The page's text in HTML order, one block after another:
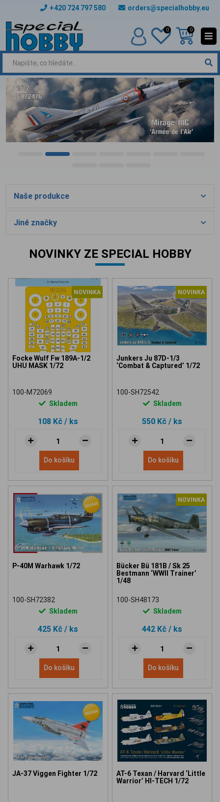
orders@specialhobby.eu
+420 724 797 580
0 0
Naše produkce
Jiné značky
NOVINKY ZE SPECIAL HOBBY
NOVINKA
Focke Wulf Fw 189A-1/2
UHU MASK 1/72
100-M72069
Skladem
108 Kč / ks
Do košíku
NOVINKA
Junkers Ju 87D-1/3
‘Combat & Captured’ 1/72
100-SH72542
Skladem
550 Kč / ks
Do košíku
P-40M Warhawk 1/72
100-SH72382
Skladem
425 Kč / ks
Do košíku
NOVINKA
Bücker Bü 181B / Sk 25
Bestmann ‘WWII Trainer’
1/48
100-SH48173
Skladem
442 Kč / ks
Do košíku
JA-37 Viggen Fighter 1/72
AT-6 Texan / Harvard ‘Little
Warrior’ HI-TECH 1/72